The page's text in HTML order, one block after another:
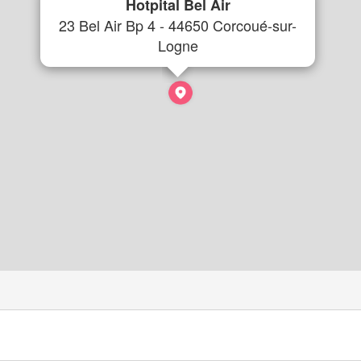
Hotpital Bel Air
23 Bel Air Bp 4 - 44650 Corcoué-sur-
Logne